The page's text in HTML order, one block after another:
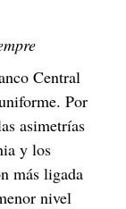
Central
Por
asimetrías
y los
más ligada
nivel